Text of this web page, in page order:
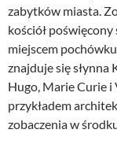
zabytków miasta.
kościół
miejscem
znajduje się
Hugo, Marie Curie
przykładem
zobaczenia w